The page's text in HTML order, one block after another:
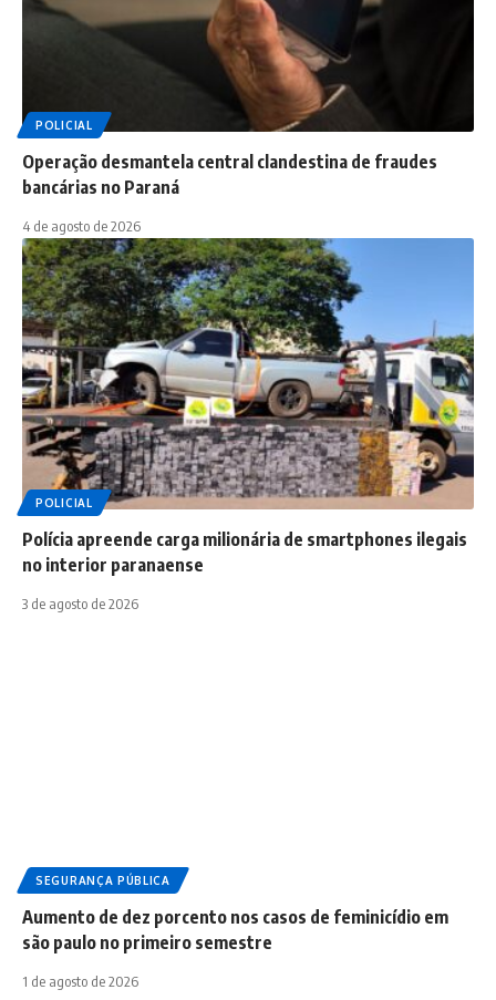
POLICIAL
Operação desmantela central clandestina de fraudes
bancárias no Paraná
4 de agosto de 2026
POLICIAL
Polícia apreende carga milionária de smartphones ilegais
no interior paranaense
3 de agosto de 2026
SEGURANÇA PÚBLICA
Aumento de dez porcento nos casos de feminicídio em
são paulo no primeiro semestre
1 de agosto de 2026